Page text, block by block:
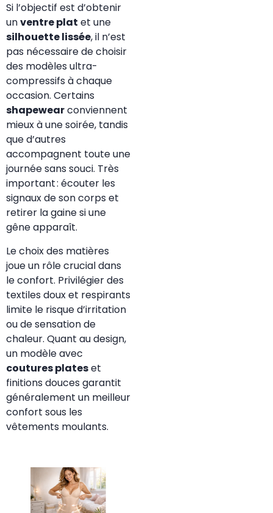
Si l’objectif est d’obtenir
unventre plat et une
silhouette lissée, il n’est
pas nécessaire de choisir
des modèles ultra-
compressifs à chaque
occasion. Certains
shapewearconviennent
mieux à une soirée, tandis
que d’autres
accompagnent toute une
journée sans souci. Très
important : écouter les
signaux de son corps et
retirer la gaine si une
gêne apparaît.
Le choix des matières
joue un rôle crucial dans
le confort. Privilégier des
textiles doux et respirants
limite le risque d’irritation
ou de sensation de
chaleur. Quant au design,
un modèle avec
coutures plateset
finitions douces garantit
généralement un meilleur
confort sous les
vêtements moulants.